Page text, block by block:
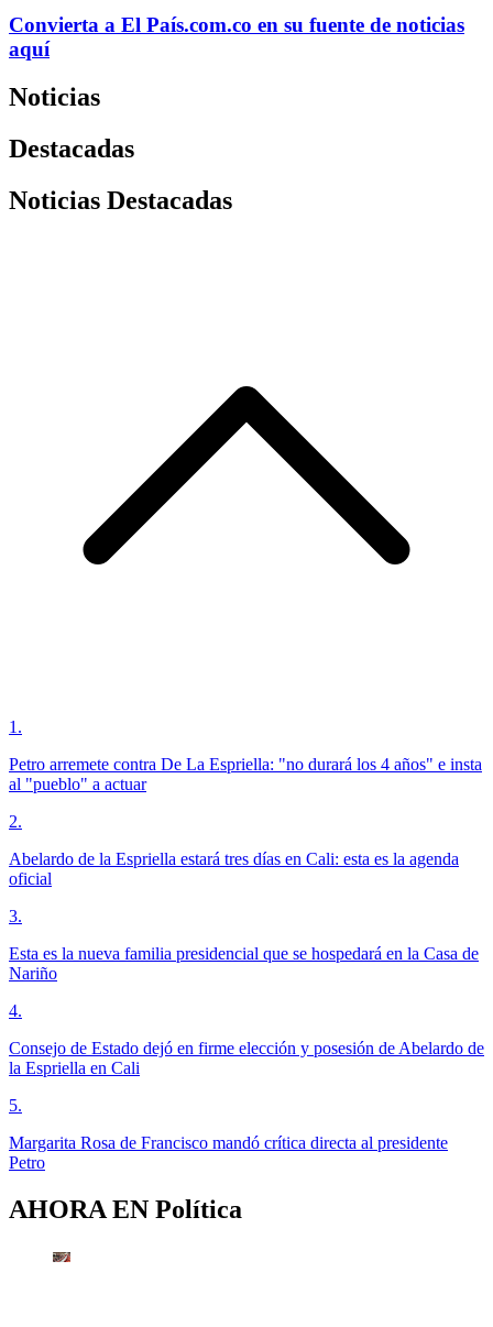
Convierta a El País.com.co en su fuente de noticias
aquí
Noticias
Destacadas
Noticias Destacadas
1 .
Petro arremete contra De La Espriella: "no durará los 4 años" e insta
al "pueblo" a actuar
2.
Abelardo de la Espriella estará tres días en Cali: esta es la agenda
oficial
3.
Esta es la nueva familia presidencial que se hospedará en la Casa de
Nariño
4.
Consejo de Estado dejó en firme elección y posesión de Abelardo de
la Espriella en Cali
5.
Margarita Rosa de Francisco mandó crítica directa al presidente
Petro
AHORA EN Política